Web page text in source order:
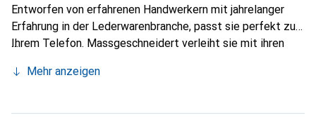
Entworfen von erfahrenen Handwerkern mit jahrelanger
Erfahrung in der Lederwarenbranche, passt sie perfekt zu
Ihrem Telefon. Massgeschneidert verleiht sie mit ihren
wird zum schicken und unverzichtbaren Accessoire für Ihr
Produkte ist die Marke Noreve eine zuverlässige Wahl für
Mehr anzeigen